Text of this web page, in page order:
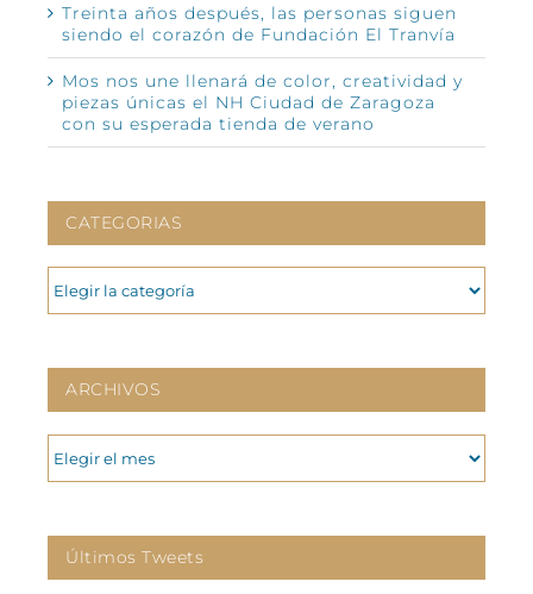
Treinta años después, las personas siguen
siendo el corazón de Fundación El Tranvía
Mos nos une llenará de color, creatividad y
piezas únicas el NH Ciudad de Zaragoza
con su esperada tienda de verano
CATEGORIAS
CATEGORIAS
ARCHIVOS
ARCHIVOS
Últimos Tweets